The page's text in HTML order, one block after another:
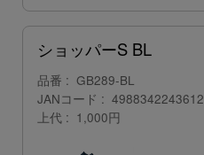
ショッパーS BL
品番
GB289-BL
JANコード
4988342243612
上代
1,000円